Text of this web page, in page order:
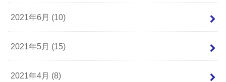
2021年6月 (10)
2021年5月 (15)
2021年4月 (8)